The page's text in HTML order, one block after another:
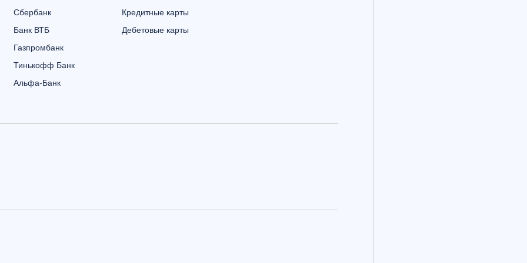
Сбербанк
Банк ВТБ
Газпромбанк
Тинькофф Банк
Альфа-Банк
Кредитные карты
Дебетовые карты